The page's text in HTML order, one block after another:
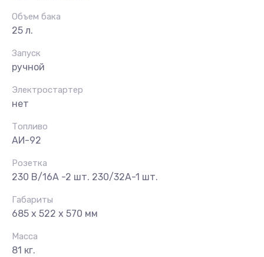
Объем бака
25 л.
Запуск
ручной
Электростартер
нет
Топливо
АИ-92
Розетка
230 В/16А -2 шт. 230/32А-1 шт.
Габариты
685 х 522 х 570 мм
Масса
81 кг.